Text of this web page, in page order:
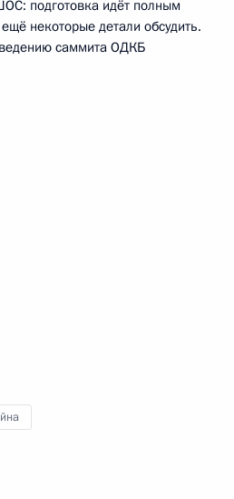
подготовка идёт полным
некоторые детали обсудить.
саммита ОДКБ